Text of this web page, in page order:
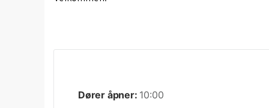
Dører åpner: 10:00